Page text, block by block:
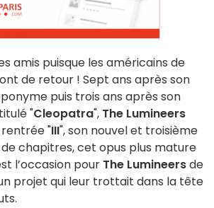
amis puisque les américains de
de retour ! Sept ans après son
puis trois ans après son
"Cleopatra", The Lumineers
"III", son nouvel et troisième
de chapitres, cet opus plus mature
l’occasion pour The Lumineersde
projet qui leur trottait dans la tête